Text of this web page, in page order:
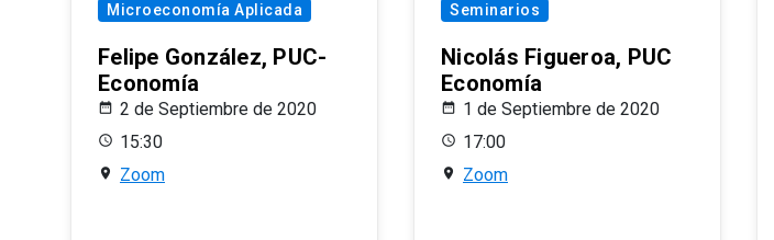
Microeconomía Aplicada
Felipe González, PUC-
Economía
2 de Septiembre de 2020
15:30
Zoom
Seminarios
Nicolás Figueroa, PUC
Economía
1 de Septiembre de 2020
17:00
Zoom